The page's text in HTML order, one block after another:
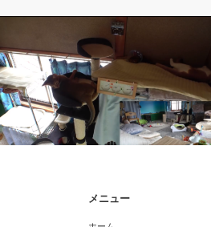
メニュー